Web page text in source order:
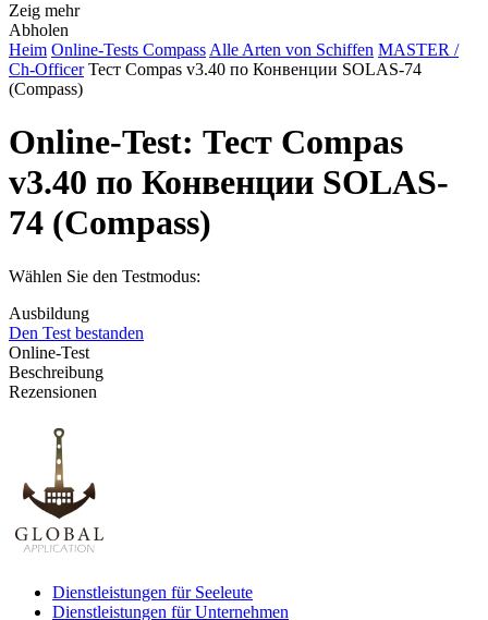
Zeig mehr
Abholen
Heim Online-Tests Compass Alle Arten von Schiffen MASTER /
Ch-Officer Тест Compas v3.40 по Конвенции SOLAS-74
(Compass)
Online-Test: Тест Compas
v3.40 по Конвенции SOLAS-
74 (Compass)
Wählen Sie den Testmodus:
Ausbildung
Den Test bestanden
Online-Test
Beschreibung
Rezensionen
Dienstleistungen für Seeleute
Dienstleistungen für Unternehmen